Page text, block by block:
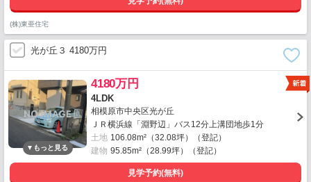
(株)東亜住宅
光が丘３ 4180万円
4180万円
4LDK
相模原市中央区光が丘
ＪＲ横浜線「淵野辺」バス12分上溝団地歩1分
土地 106.08m²（32.08坪）（登記）
建物 95.85m²（28.99坪）（登記）
見学予約(無料)